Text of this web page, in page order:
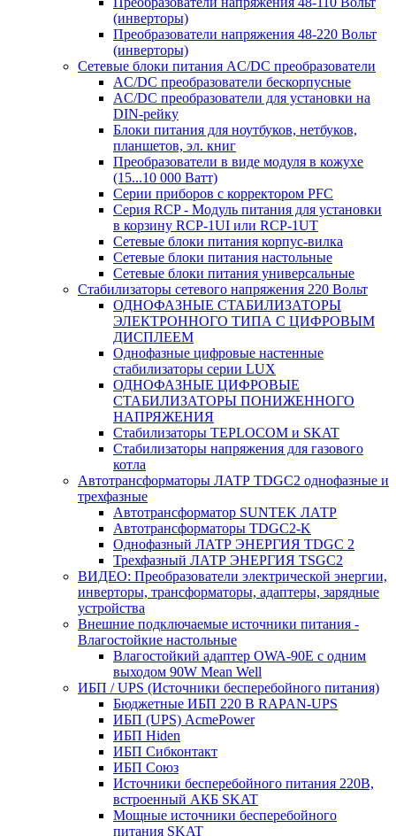
(инверторы)
Преобразователи напряжения 48-220 Вольт
(инверторы)
Сетевые блоки питания AC/DC преобразователи
AC/DC преобразователи бескорпусные
AC/DC преобразователи для установки на
DIN-рейку
Блоки питания для ноутбуков, нетбуков,
планшетов, эл. книг
Преобразователи в виде модуля в кожухе
(15...10 000 Ватт)
Серии приборов с корректором PFC
Серия RCP - Модуль питания для установки
в корзину RCP-1UI или RCP-1UT
Сетевые блоки питания корпус-вилка
Сетевые блоки питания настольные
Сетевые блоки питания универсальные
Стабилизаторы сетевого напряжения 220 Вольт
ОДНОФАЗНЫЕ СТАБИЛИЗАТОРЫ
ЭЛЕКТРОННОГО ТИПА С ЦИФРОВЫМ
ДИСПЛЕЕМ
Однофазные цифровые настенные
стабилизаторы серии LUX
ОДНОФАЗНЫЕ ЦИФРОВЫЕ
СТАБИЛИЗАТОРЫ ПОНИЖЕННОГО
НАПРЯЖЕНИЯ
Стабилизаторы TEPLOCOM и SKAT
Стабилизаторы напряжения для газового
котла
Автотрансформаторы ЛАТР TDGC2 однофазные и
трехфазные
Автотрансформатор SUNTEK ЛАТР
Автотрансформаторы TDGC2-K
Однофазный ЛАТР ЭНЕРГИЯ TDGC 2
Трехфазный ЛАТР ЭНЕРГИЯ TSGC2
ВИДЕО: Преобразователи электрической энергии,
инверторы, трансформаторы, адаптеры, зарядные
устройства
Внешние подключаемые источники питания -
Влагостойкие настольные
Влагостойкий адаптер OWA-90E с одним
выходом 90W Mean Well
ИБП / UPS (Источники бесперебойного питания)
Бюджетные ИБП 220 В RAPAN-UPS
ИБП (UPS) AcmePower
ИБП Hiden
ИБП Сибконтакт
ИБП Союз
Источники бесперебойного питания 220В,
встроенный АКБ SKAT
Мощные источники бесперебойного
питания SKAT